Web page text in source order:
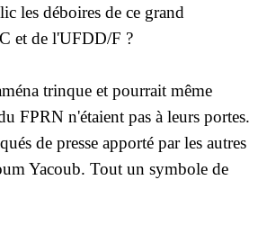
les déboires de ce grand
et de l'UFDD/F ?
trinque et pourrait même
FPRN n'étaient pas à leurs portes.
de presse apporté par les autres
Yacoub. Tout un symbole de